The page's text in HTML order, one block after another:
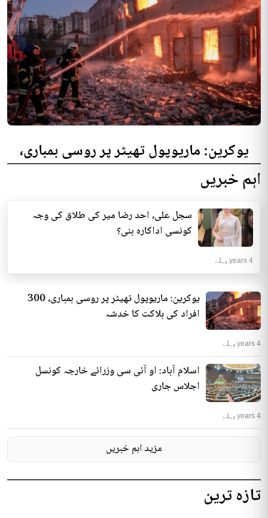
تازہ ترین
یوکرین: ماریوپول تھیٹر پر روسی بمباری،
300 افراد کی ہلاکت کا خدشہ
کا خدشہ ظاہر کیا اور کہا کہ کم...
انٹرنیشنل | 4 years پہلے
اہم خبریں
سجل علی، احد رضا میر کی طلاق کی وجہ
کونسی اداکارہ بنی؟
4 years پہلے
یوکرین: ماریوپول تھیٹر پر روسی بمباری، 300
افراد کی ہلاکت کا خدشہ
4 years پہلے
اسلام آباد: او آئی سی وزرائے خارجہ کونسل
اجلاس جاری
4 years پہلے
مزید اہم خبریں